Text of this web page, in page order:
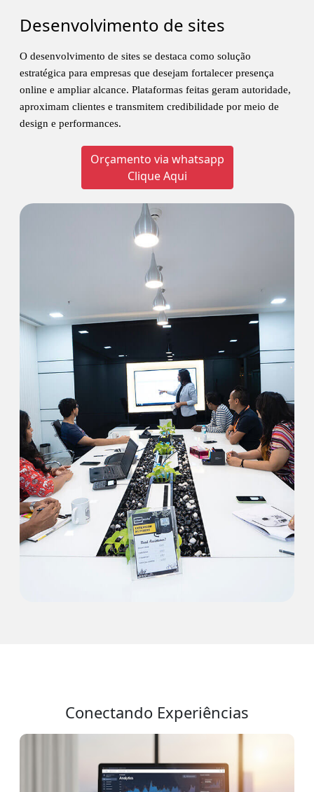
Desenvolvimento de sites
O desenvolvimento de sites se destaca como solução
estratégica para empresas que desejam fortalecer presença
online e ampliar alcance. Plataformas feitas geram autoridade,
aproximam clientes e transmitem credibilidade por meio de
design e performances.
Orçamento via whatsapp
Clique Aqui
Conectando Experiências